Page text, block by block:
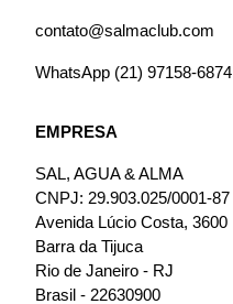
contato@salmaclub.com
WhatsApp (21) 97158-6874
EMPRESA
SAL, AGUA & ALMA
CNPJ: 29.903.025/0001-87
Avenida Lúcio Costa, 3600
Barra da Tijuca
Rio de Janeiro - RJ
Brasil - 22630900